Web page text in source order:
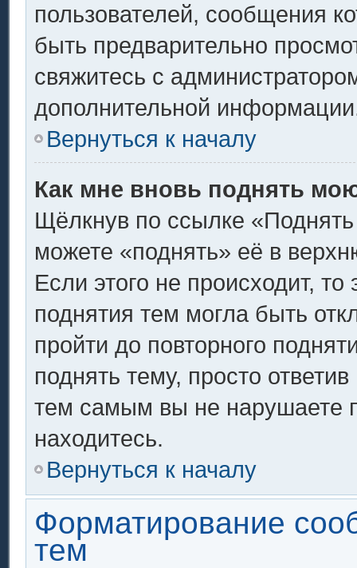
пользователей, сообщения
быть предварительно
свяжитесь с
дополнительной
Вернуться к началу
Как мне вновь поднять
Щёлкнув по ссылке
можете «поднять» её в
Если этого не происходит, то
поднятия тем могла быть
пройти до повторного
поднять тему, просто
тем самым вы не нарушаете
находитесь.
Вернуться к началу
Форматирование
тем